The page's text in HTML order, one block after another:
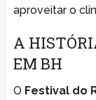
aproveitar o
A
EM BH
O Festival do